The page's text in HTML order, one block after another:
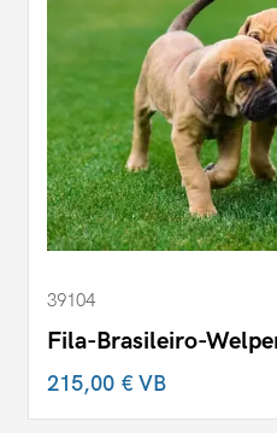
39104
Fila-Brasileiro-
215,00 €VB